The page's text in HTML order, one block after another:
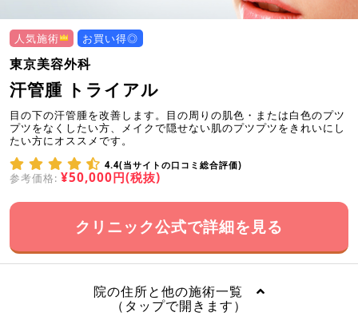
人気施術 お買い得◎
東京美容外科
汗管腫 トライアル
目の下の汗管腫を改善します。目の周りの肌色・または白色のプツ
プツをなくしたい方、メイクで隠せない肌のプツプツをきれいにし
たい方にオススメです。
4.4(当サイトの口コミ総合評価)
参考価格: ¥50,000円(税抜)
クリニック公式で詳細を見る
院の住所と他の施術一覧
（タップで開きます）